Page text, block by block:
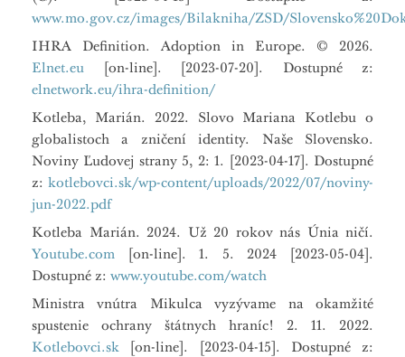
www.mo.gov.cz/images/Bilakniha/ZSD/
IHRA Definition. Adoption in Europe. © 2026.
Elnet.eu [on-line]. [2023-07-20]. Dostupné z:
elnetwork.eu/ihra-definition/
Kotleba, Marián. 2022. Slovo Mariana Kotlebu o
globalistoch a zničení identity. Naše Slovensko.
Noviny Ľudovej strany 5, 2: 1. [2023-04-17]. Dostupné
z: kotlebovci.sk/wp-content/uploads/2022/07/noviny-
jun-2022.pdf
Kotleba Marián. 2024. Už 20 rokov nás Únia ničí.
Youtube.com [on-line]. 1. 5. 2024 [2023-05-04].
Dostupné z: www.youtube.com/watch
Ministra vnútra Mikulca vyzývame na okamžité
spustenie ochrany štátnych hraníc! 2. 11. 2022.
Kotlebovci.sk [on-line]. [2023-04-15]. Dostupné z: